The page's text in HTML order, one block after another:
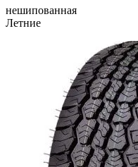
нешипованная
Летние